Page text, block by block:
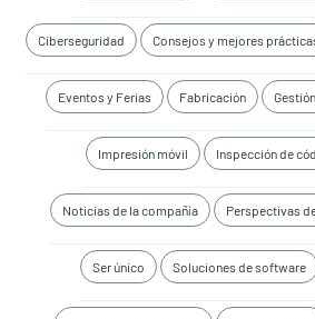
Ciberseguridad Consejos y mejores
Eventos y Ferias Fabricación
Impresión móvil Inspección de
Noticias de la compañía Perspectivas
Ser único Soluciones de software